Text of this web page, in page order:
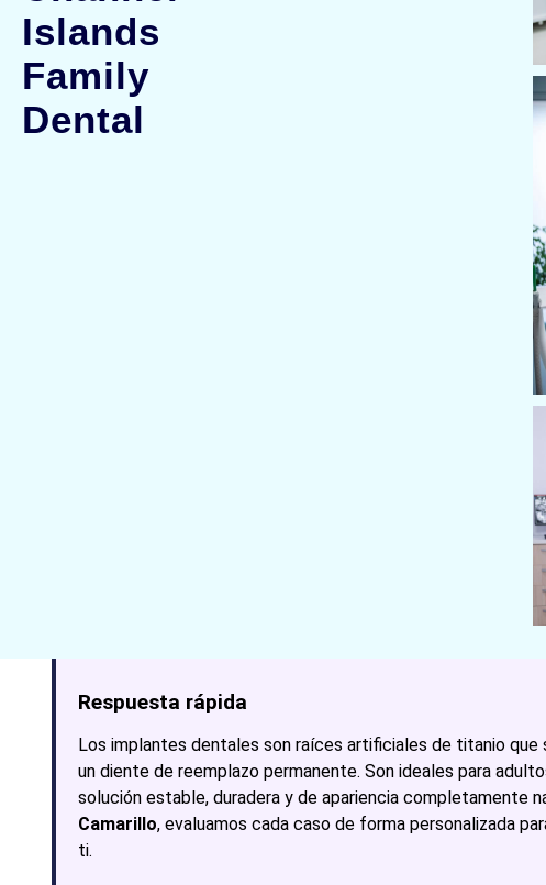
Islands
Family
Dental
Respuesta rápida
Los implantes dentales son raíces artificiales de titanio
un diente de reemplazo permanente. Son ideales para
solución estable, duradera y de apariencia completamente
Camarillo, evaluamos cada caso de forma personalizada
ti.